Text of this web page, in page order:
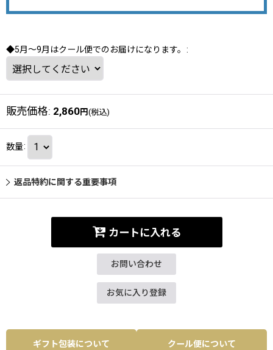
◆5月～9月はクール便でのお届けになります。 :
販売価格: 2,860円 (税込)
数量:
返品特約に関する重要事項
カートに入れる
お問い合わせ
お気に入り登録
ギフト包装について クール便について